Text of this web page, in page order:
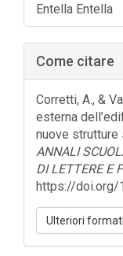
Entella Entella
Come citare
Corretti, A., &
esterna
nuove strutture
ANNALI
DI LETTERE E
https://doi.org/
Ulteriori